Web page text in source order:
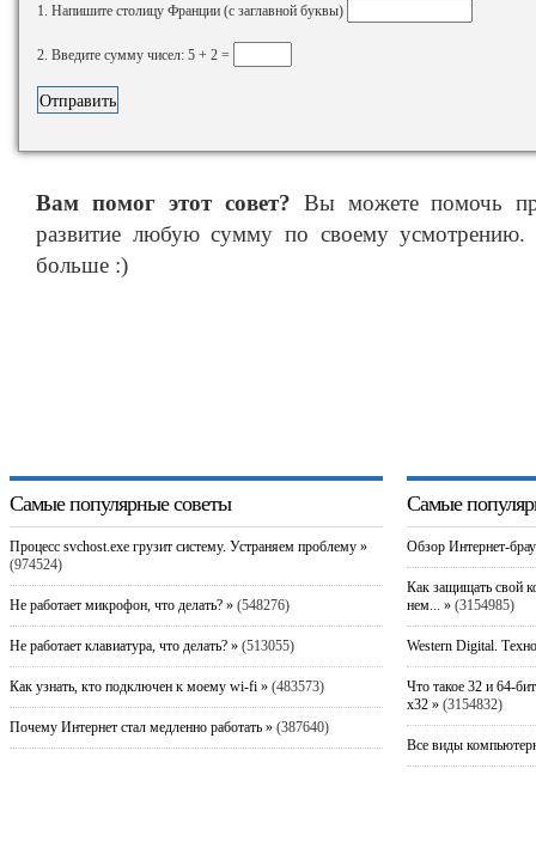
1. Напишите столицу Франции (с заглавной буквы)
2. Введите сумму чисел: 5 + 2 =
Вам помог этот совет? Вы можете помочь
развитие любую сумму по своему
больше :)
Самые популярные советы
Процесс svchost.exe грузит систему. Устраняем проблему »
(974524)
Не работает микрофон, что делать? »(548276)
Не работает клавиатура, что делать? »(513055)
Как узнать, кто подключен к моему wi-fi »(483573)
Почему Интернет стал медленно работать »(387640)
Самые
Обзор Интернет-
Как защищать свой
нем... »(3154985)
Western Digital.
Что такое 32 и 64-
x32 »(3154832)
Все виды